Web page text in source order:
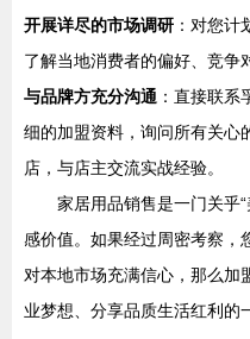
开展详尽的市场调研 ：对您计
了解当地消费者的偏好、竞争
与品牌方充分沟通 ：直接联
细的加盟资料，询问所有关心
店，与店主交流实战经验。
家居用品销售是一门关乎
感价值。如果经过周密考察，
对本地市场充满信心，那么加
业梦想、分享品质生活红利的